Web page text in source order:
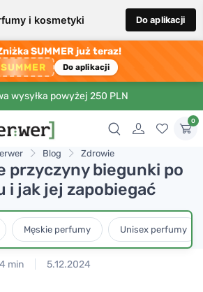
i kosmetyki Do aplikacji
SUMMER już teraz!
SUMMER Do aplikacji
wysyłka powyżej 250 PLN
0
Blog Zdrowie
przyczyny biegunki po
i jak jej zapobiegać
Męskie perfumy Unisex perfumy
4 min 5.12.2024